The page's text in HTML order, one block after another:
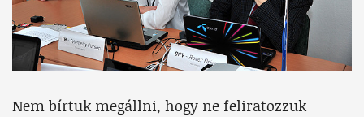
Nem bírtuk megállni, hogy ne feliratozzuk